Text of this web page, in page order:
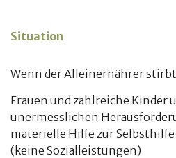
Wenn der Alleinernährer
Frauen und zahlreiche Kinder
unermesslichen
materielle Hilfe zur
(keine Sozialleistungen)
Situation